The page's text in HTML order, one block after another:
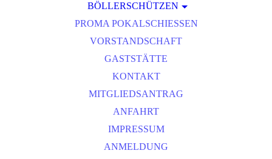
VEREINSMEISTER
BÖLLERSCHÜTZEN
OKTOBERFEST & BÖLLERSCHIESSEN
BILDER HUBERTUSMESSE
VIDEO NEUJAHRSBÖLLERN
BILDER BÖLLER
PROMA POKALSCHIESSEN
VORSTANDSCHAFT
GASTSTÄTTE
KONTAKT
MITGLIEDSANTRAG
ANFAHRT
IMPRESSUM
ANMELDUNG